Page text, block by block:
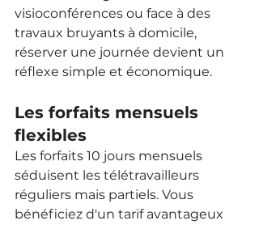
visioconférences ou face à des
travaux bruyants à domicile,
réserver une journée devient un
réflexe simple et économique.
Les forfaits mensuels
flexibles
Les forfaits 10 jours mensuels
séduisent les télétravailleurs
réguliers mais partiels. Vous
bénéficiez d'un tarif avantageux